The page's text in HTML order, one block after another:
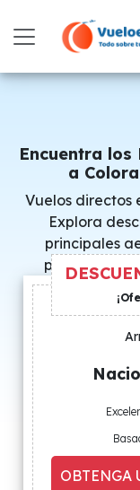
Encuentra los
a
Vuelos directos
Explora
principales
OBTENGA